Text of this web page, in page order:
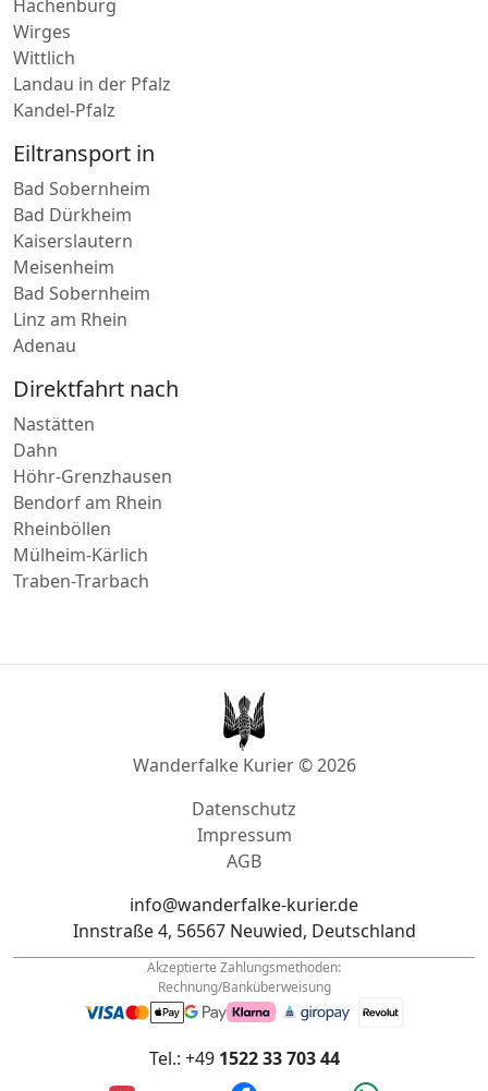
Wittlich
Linz am Rhein
Hachenburg
Wirges
Wittlich
Kandel-Pfalz
Eiltransport in
Bad Sobernheim
Bad Dürkheim
Kaiserslautern
Meisenheim
Bad Sobernheim
Adenau
Direktfahrt nach
Nastätten
Dahn
Höhr-Grenzhausen
Bendorf am Rhein
Rheinböllen
Wanderfalke Kurier © 2026
Datenschutz
AGB
info@wanderfalke-kurier.de
Innstraße 4, 56567 Neuwied, Deutschland
Akzeptierte Zahlungsmethoden: